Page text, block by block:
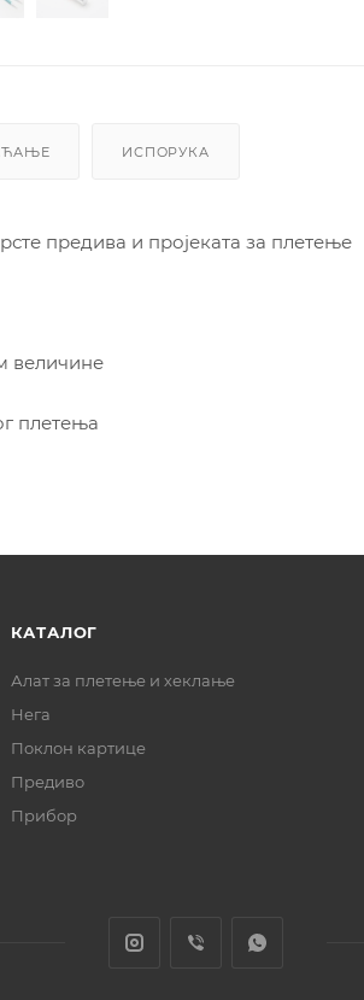
ИСПОРУКА
предива и пројеката за плетење
величине
плетења
КАТАЛОГ
Алат за плетење и хеклање
Нега
Поклон картице
Предиво
Прибор